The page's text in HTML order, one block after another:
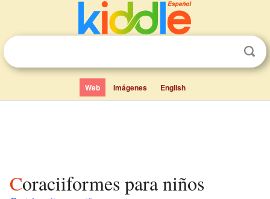
Web Imágenes English
Coraciiformes para niños